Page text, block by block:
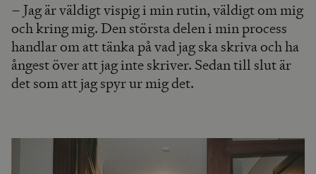
– Jag är väldigt vispig i min rutin, väldigt om mig
och kring mig. Den största delen i min process
handlar om att tänka på vad jag ska skriva och ha
ångest över att jag inte skriver. Sedan till slut är
det som att jag spyr ur mig det.